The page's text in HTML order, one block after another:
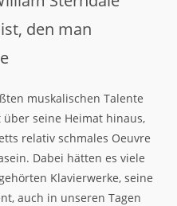
den man
muskalischen Talente
seine Heimat hinaus,
relativ schmales Oeuvre
Dabei hätten es viele
Klavierwerke, seine
auch in unseren Tagen